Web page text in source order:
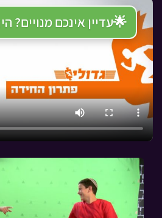
🌟עדיין אינכם מנויים?